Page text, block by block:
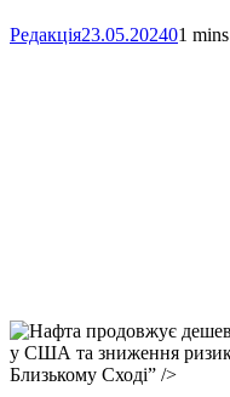
Редакція23.05.202401 mins
Link
Print
Близькому Сході” />